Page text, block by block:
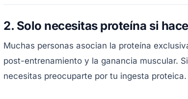
2. Solo necesitas proteína si
Muchas personas asocian la proteína
post-entrenamiento y la ganancia muscular.
necesitas preocuparte por tu ingesta proteica.